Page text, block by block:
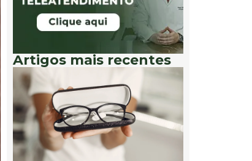
Artigos mais recentes